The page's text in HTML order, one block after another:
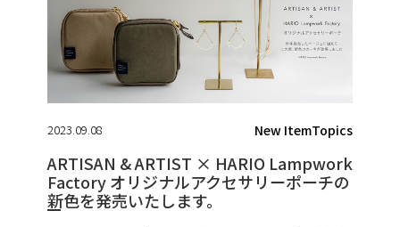
New ItemTopics
2023.09.08
ARTISAN & ARTIST × HARIO Lampwork
Factory オリジナルアクセサリーポーチの
新色を発売いたします。